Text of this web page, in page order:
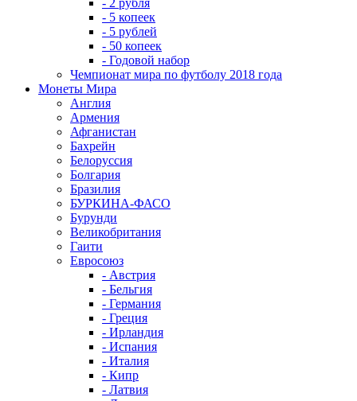
- 2 рубля
- 5 копеек
- 5 рублей
- 50 копеек
- Годовой набор
Чемпионат мира по футболу 2018 года
Монеты Мира
Англия
Армения
Афганистан
Бахрейн
Белоруссия
Болгария
Бразилия
БУРКИНА-ФАСО
Бурунди
Великобритания
Гаити
Евросоюз
- Австрия
- Бельгия
- Германия
- Греция
- Ирландия
- Испания
- Италия
- Кипр
- Латвия